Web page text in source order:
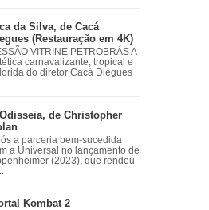
da Silva, de Cacá
(Restauração em 4K)
VITRINE PETROBRÁS A
carnavalizante, tropical e
do diretor Cacá Diegues
de Christopher
a parceria bem-sucedida
a Universal no lançamento de
(2023), que rendeu
Kombat 2